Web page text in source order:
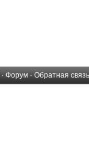
· Форум · Обратная связь